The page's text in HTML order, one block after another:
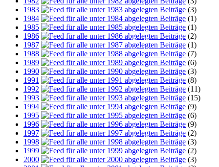
1983
(3)
1984
(1)
1985
(1)
1986
(2)
1987
(1)
1988
(7)
1989
(6)
1990
(3)
1991
(8)
1992
(11)
1993
(15)
1994
(9)
1995
(6)
1996
(9)
1997
(2)
1998
(3)
1999
(2)
2000
(3)